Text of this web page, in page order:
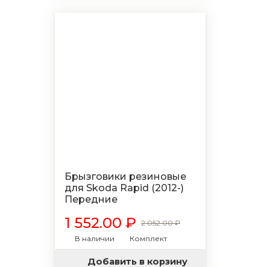
Брызговики резиновые
для Skoda Rapid (2012-)
Передние
1 552.00 ₽ 2 052.00 ₽
В наличии
Комплект
Добавить в корзину